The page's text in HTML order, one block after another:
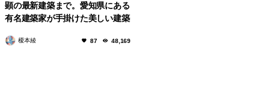
顕の最新建築まで。愛知県にある
有名建築家が手掛けた美しい建築
榎本綾 87 48,169